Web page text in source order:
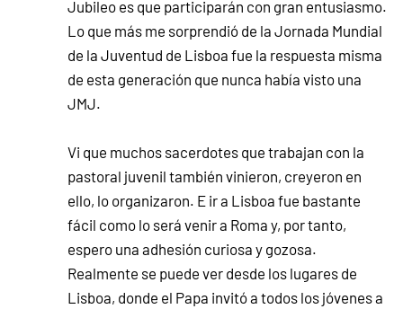
Jubileo es que participarán con gran entusiasmo.
Lo que más me sorprendió de la Jornada Mundial
de la Juventud de Lisboa fue la respuesta misma
de esta generación que nunca había visto una
JMJ.
Vi que muchos sacerdotes que trabajan con la
pastoral juvenil también vinieron, creyeron en
ello, lo organizaron. E ir a Lisboa fue bastante
fácil como lo será venir a Roma y, por tanto,
espero una adhesión curiosa y gozosa.
Realmente se puede ver desde los lugares de
Lisboa, donde el Papa invitó a todos los jóvenes a